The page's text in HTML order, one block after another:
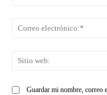
Guardar mi nombre, correo